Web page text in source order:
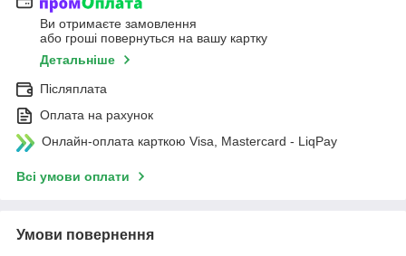
Ви отримаєте замовлення
або гроші повернуться на вашу картку
Детальніше
Післяплата
Оплата на рахунок
Онлайн-оплата карткою Visa, Mastercard - LiqPay
Всі умови оплати
Умови повернення